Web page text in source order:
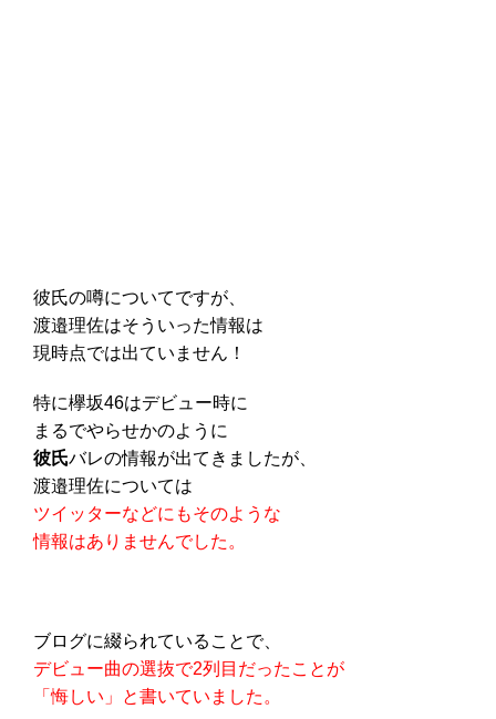
彼氏の噂についてですが、
渡邉理佐はそういった情報は
現時点では出ていません！
特に欅坂46はデビュー時に
まるでやらせかのように
彼氏バレの情報が出てきましたが、
渡邉理佐については
ツイッターなどにもそのような
情報はありませんでした。
ブログに綴られていることで、
デビュー曲の選抜で2列目だったことが
「悔しい」と書いていました。